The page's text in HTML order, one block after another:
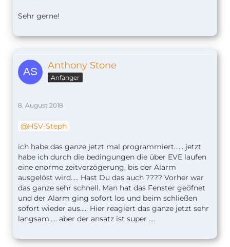
Sehr gerne!
Anthony Stone
Anfänger
8. August 2018
HSV-Steph
ich habe das ganze jetzt mal programmiert...... jetzt
habe ich durch die bedingungen die über EVE laufen
eine enorme zeitverzögerung, bis der Alarm
ausgelöst wird..... Hast Du das auch ???? Vorher war
das ganze sehr schnell. Man hat das Fenster geöfnet
und der Alarm ging sofort los und beim schließen
sofort wieder aus..... Hier reagiert das ganze jetzt sehr
langsam..... aber der ansatz ist super ....